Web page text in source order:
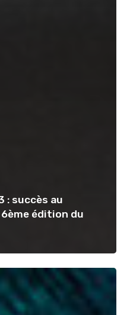
: succès au
édition du